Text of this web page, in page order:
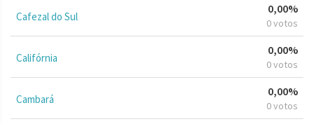
Cafezal do Sul
0,00%
0 votos
Califórnia
0,00%
0 votos
Cambará
0,00%
0 votos